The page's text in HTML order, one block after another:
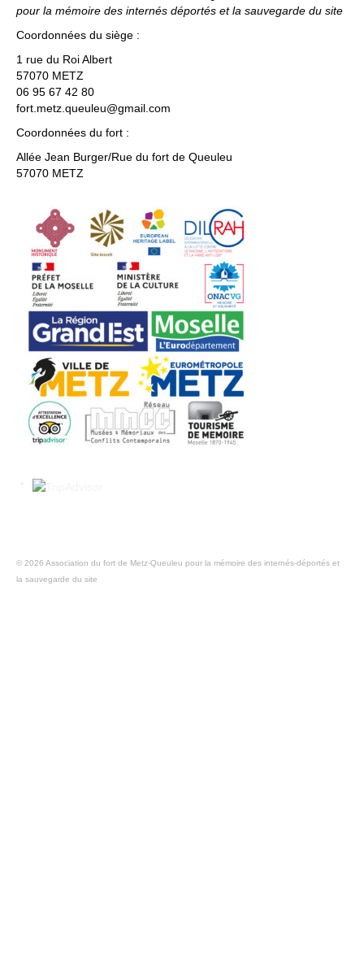
pour la mémoire des internés déportés et la sauvegarde du site
Coordonnées du siège :
1 rue du Roi Albert
57070 METZ
06 95 67 42 80
fort.metz.queuleu@gmail.com
Coordonnées du fort :
Allée Jean Burger/Rue du fort de Queuleu
57070 METZ
© 2026 Association du fort de Metz-Queuleu pour la mémoire des internés-déportés et
la sauvegarde du site